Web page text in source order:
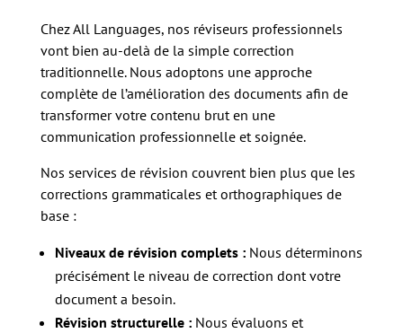
Chez All Languages, nos réviseurs professionnels
vont bien au-delà de la simple correction
traditionnelle. Nous adoptons une approche
complète de l’amélioration des documents afin de
transformer votre contenu brut en une
communication professionnelle et soignée.
Nos services de révision couvrent bien plus que les
corrections grammaticales et orthographiques de
base :
Niveaux de révision complets :Nous déterminons
précisément le niveau de correction dont votre
document a besoin.
Révision structurelle :Nous évaluons et